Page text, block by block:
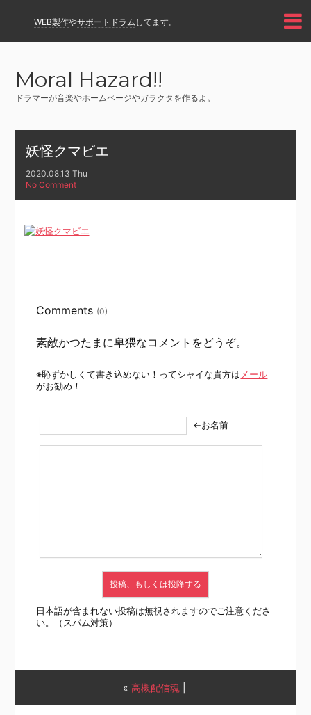
WEB製作やサポートドラム してます。
Moral Hazard!!
ドラマーが音楽やホームページやガラクタを作るよ。
妖怪クマビエ
2020.08.13 Thu
No Comment
Comments (0)
素敵かつたまに卑猥なコメントをどうぞ。
※恥ずかしくて書き込めない！ってシャイな貴方は メール
がお勧め！
←お名前
日本語が含まれない投稿は無視されますのでご注意くださ
い。（スパム対策）
« 高槻配信魂|